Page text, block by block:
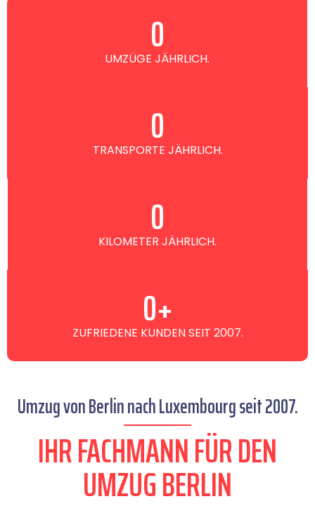
UMZÜGE JÄHRLICH.
0
TRANSPORTE JÄHRLICH.
0
KILOMETER JÄHRLICH.
0
ZUFRIEDENE KUNDEN SEIT 2007.
0+
Umzug von Berlin nach Luxembourg seit 2007.
IHR FACHMANN FÜR DEN
UMZUG BERLIN